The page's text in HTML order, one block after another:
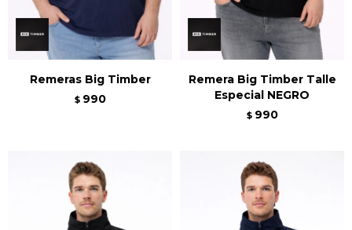
Remeras Big Timber
$ 990
Remera Big Timber Talle
Especial NEGRO
$ 990